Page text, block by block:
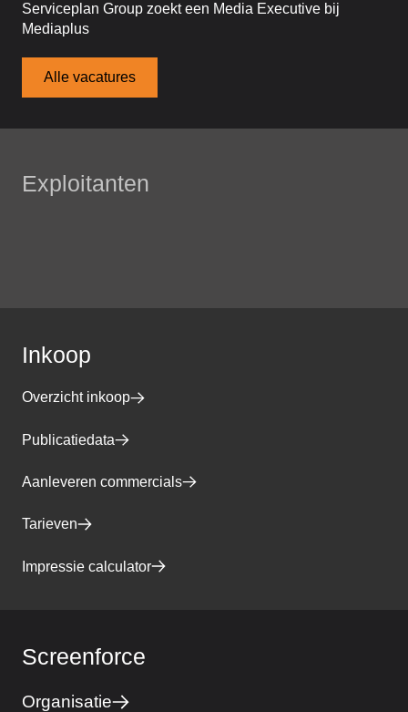
Serviceplan Group zoekt een Media Executive bij
Mediaplus
Alle vacatures
Exploitanten
Inkoop
Overzicht inkoop
Publicatiedata
Aanleveren commercials
Tarieven
Impressie calculator
Screenforce
Organisatie